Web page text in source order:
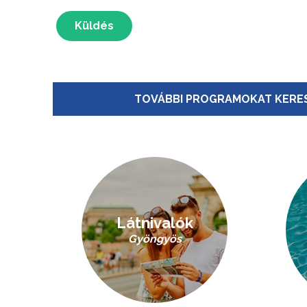
Küldés
TOVÁBBI PROGRAMOKAT
Látnivalók
Gyöngyös